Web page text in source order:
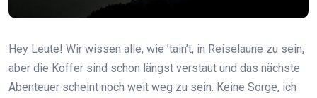
Hey Leute! Wir wissen alle, wie ’tain’t, in Reiselaune zu sein,
aber die Koffer sind schon längst verstaut und das nächste
Abenteuer scheint noch weit weg zu sein. Keine Sorge, ich